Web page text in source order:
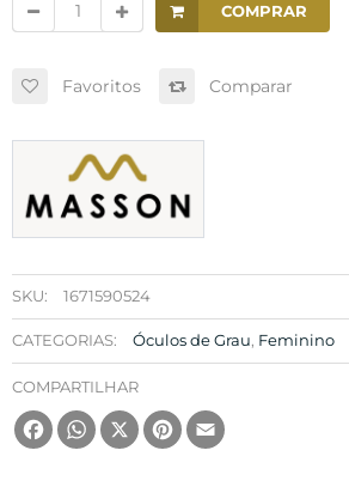
COMPRAR
Favoritos Comparar
SKU: 1671590524
CATEGORIAS: Óculos de Grau, Feminino
COMPARTILHAR
FacebookWhatsApp
X Pinterest